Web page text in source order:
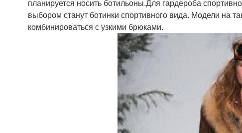
планируется носить ботильоны.Для гардероба
выбором станут ботинки спортивного вида. Модели на
комбинироваться с узкими брюками.